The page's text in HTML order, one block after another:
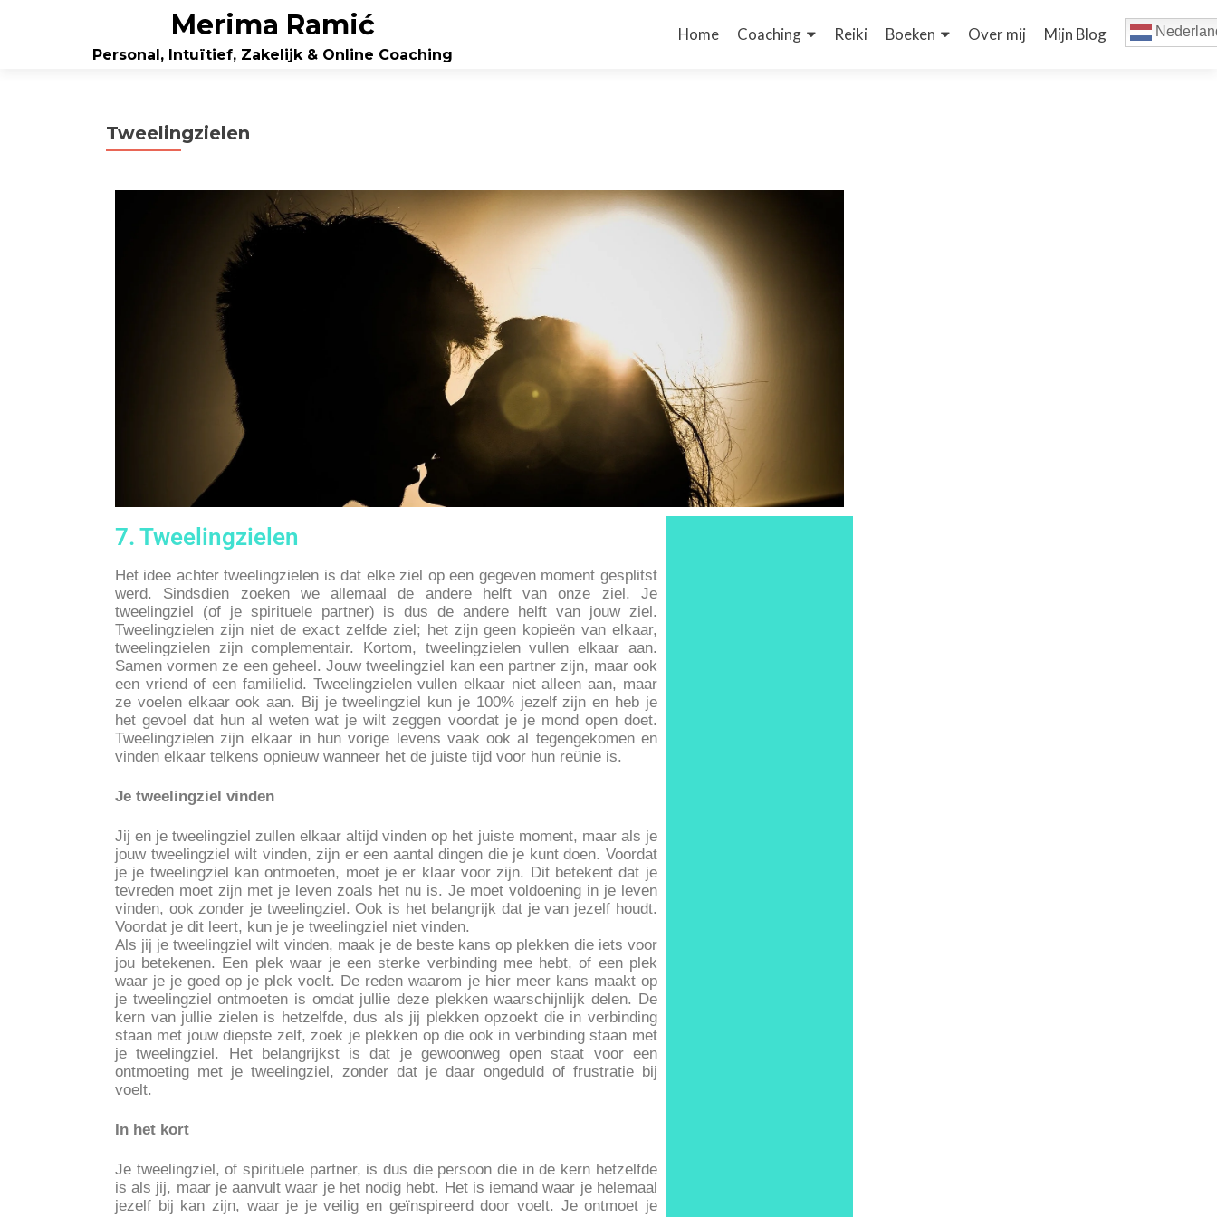
Merima Ramić
Personal, Intuïtief, Zakelijk & Online Coaching
Home Coaching Reiki Boeken Over mij Mijn Blog
Tweelingzielen
7. Tweelingzielen
Het idee achter tweelingzielen is dat elke ziel op een gegeven moment gesplitst
werd. Sindsdien zoeken we allemaal de andere helft van onze ziel. Je
tweelingziel (of je spirituele partner) is dus de andere helft van jouw ziel.
Tweelingzielen zijn niet de exact zelfde ziel; het zijn geen kopieën van elkaar,
tweelingzielen zijn complementair. Kortom, tweelingzielen vullen elkaar aan.
Samen vormen ze een geheel. Jouw tweelingziel kan een partner zijn, maar ook
een vriend of een familielid. Tweelingzielen vullen elkaar niet alleen aan, maar
ze voelen elkaar ook aan. Bij je tweelingziel kun je 100% jezelf zijn en heb je
het gevoel dat hun al weten wat je wilt zeggen voordat je je mond open doet.
Tweelingzielen zijn elkaar in hun vorige levens vaak ook al tegengekomen en
vinden elkaar telkens opnieuw wanneer het de juiste tijd voor hun reünie is.
Je tweelingziel vinden
Jij en je tweelingziel zullen elkaar altijd vinden op het juiste moment, maar als je
jouw tweelingziel wilt vinden, zijn er een aantal dingen die je kunt doen. Voordat
je je tweelingziel kan ontmoeten, moet je er klaar voor zijn. Dit betekent dat je
tevreden moet zijn met je leven zoals het nu is. Je moet voldoening in je leven
vinden, ook zonder je tweelingziel. Ook is het belangrijk dat je van jezelf houdt.
Voordat je dit leert, kun je je tweelingziel niet vinden.
Als jij je tweelingziel wilt vinden, maak je de beste kans op plekken die iets voor
jou betekenen. Een plek waar je een sterke verbinding mee hebt, of een plek
waar je je goed op je plek voelt. De reden waarom je hier meer kans maakt op
je tweelingziel ontmoeten is omdat jullie deze plekken waarschijnlijk delen. De
kern van jullie zielen is hetzelfde, dus als jij plekken opzoekt die in verbinding
staan met jouw diepste zelf, zoek je plekken op die ook in verbinding staan met
je tweelingziel. Het belangrijkst is dat je gewoonweg open staat voor een
ontmoeting met je tweelingziel, zonder dat je daar ongeduld of frustratie bij
voelt.
In het kort
Je tweelingziel, of spirituele partner, is dus die persoon die in de kern hetzelfde
is als jij, maar je aanvult waar je het nodig hebt. Het is iemand waar je helemaal
jezelf bij kan zijn, waar je je veilig en geïnspireerd door voelt. Je ontmoet je